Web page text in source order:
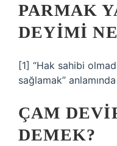
PARMAK
DEYIMI
[1] “Hak sahibi
sağlamak”
ÇAM
DEMEK?